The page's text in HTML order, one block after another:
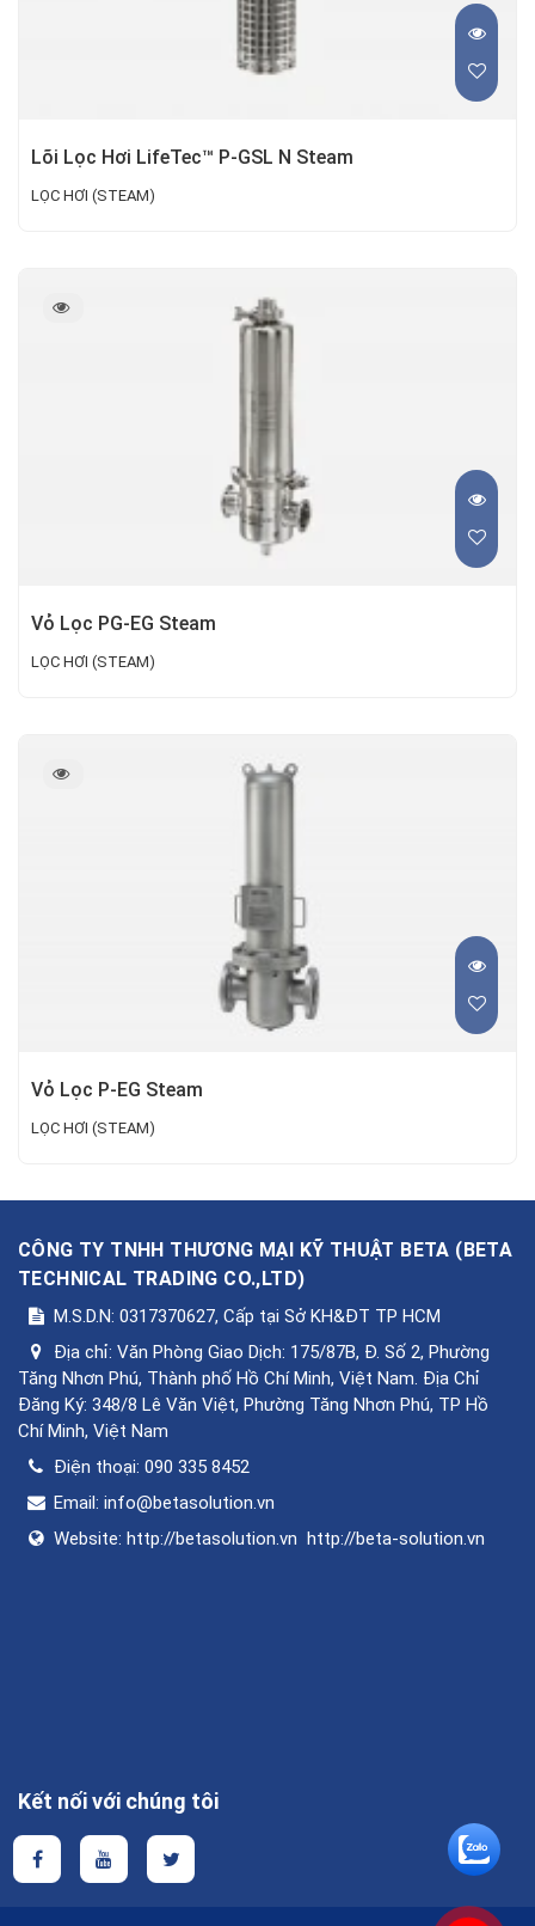
Lõi Lọc Hơi LifeTec™ P-GSL N Steam
LỌC HƠI (STEAM)
Vỏ Lọc PG-EG Steam
LỌC HƠI (STEAM)
Vỏ Lọc P-EG Steam
LỌC HƠI (STEAM)
CÔNG TY TNHH THƯƠNG MẠI KỸ THUẬT BETA (BETA
TECHNICAL TRADING CO.,LTD)
M.S.D.N: 0317370627, Cấp tại Sở KH&ĐT TP HCM
Địa chỉ: Văn Phòng Giao Dịch: 175/87B, Đ. Số 2, Phường
Tăng Nhơn Phú, Thành phố Hồ Chí Minh, Việt Nam. Địa Chỉ
Đăng Ký: 348/8 Lê Văn Việt, Phường Tăng Nhơn Phú, TP Hồ
Chí Minh, Việt Nam
Điện thoại: 090 335 8452
Email: info@betasolution.vn
Website: http://betasolution.vn http://beta-solution.vn
Kết nối với chúng tôi